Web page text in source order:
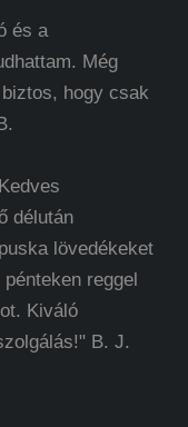
és a
Még
hogy csak
délután
lövedékeket
reggel
Kiváló
B. J.